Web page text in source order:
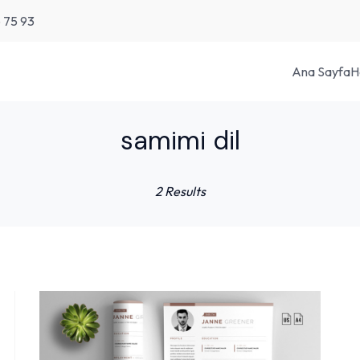
75 93
Ana Sayfa
samimi dil
2 Results